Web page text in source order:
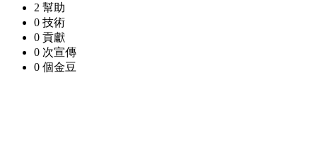
2 幫助
0 技術
0 貢獻
0 次宣傳
0 個金豆